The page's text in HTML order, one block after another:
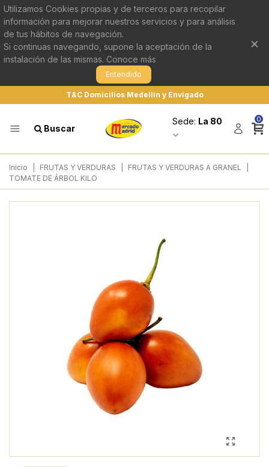
Utilizamos Cookies propias y de terceros para recopilar
información para mejorar nuestros servicios y para análisis
de tus hábitos de navegación.
Si continuas navegando, supone la aceptación de la
instalación de las mismas. Conoce más
Entendido
×
T&C Domicilios Medellín y Envigado
Buscar
Sede: La 80 0
Inicio FRUTAS Y VERDURAS FRUTAS Y VERDURAS A GRANEL
TOMATE DE ÁRBOL KILO